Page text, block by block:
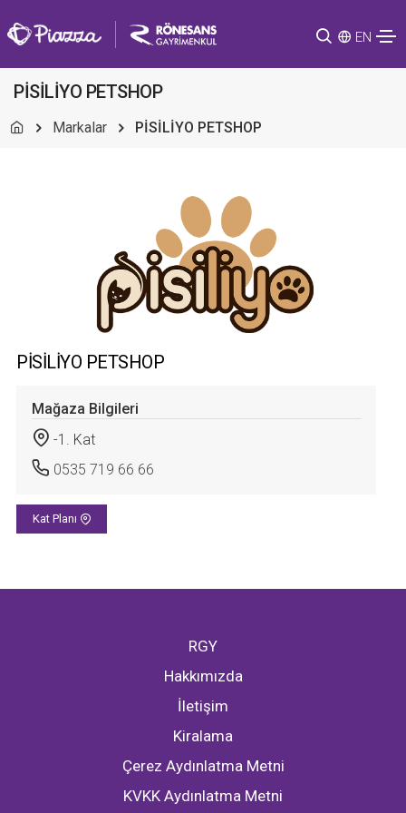
EN
PİSİLİYO PETSHOP
Markalar PİSİLİYO PETSHOP
PİSİLİYO PETSHOP
Mağaza Bilgileri
-1. Kat
0535 719 66 66
Kat Planı
RGY
Hakkımızda
İletişim
Kiralama
Çerez Aydınlatma Metni
KVKK Aydınlatma Metni